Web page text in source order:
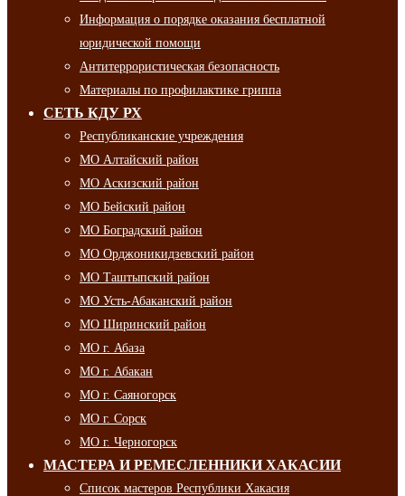
Информация о порядке оказания бесплатной
юридической помощи
Антитеррористическая безопасность
Материалы по профилактике гриппа
СЕТЬ КДУ РХ
Республиканские учреждения
МО Алтайский район
МО Аскизский район
МО Бейский район
МО Боградский район
МО Орджоникидзевский район
МО Таштыпский район
МО Усть-Абаканский район
МО Ширинский район
МО г. Абаза
МО г. Абакан
МО г. Саяногорск
МО г. Сорск
МО г. Черногорск
МАСТЕРА И РЕМЕСЛЕННИКИ ХАКАСИИ
Список мастеров Республики Хакасия